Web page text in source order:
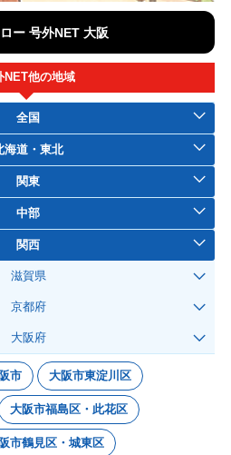
ー 号外NET 大阪
NET他の地域
全国
海道・東北
関東
中部
関西
滋賀県
京都府
大阪府
市 大阪市東淀川区
大阪市福島区・此花区
市鶴見区・城東区